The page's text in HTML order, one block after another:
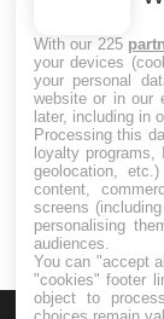
With our 225
your devices
your personal
website or in our
later, including in
Processing this
loyalty programs,
geolocation,
content,
screens
personalising
audiences.
You can "accept
"cookies" footer
object to
choices remain